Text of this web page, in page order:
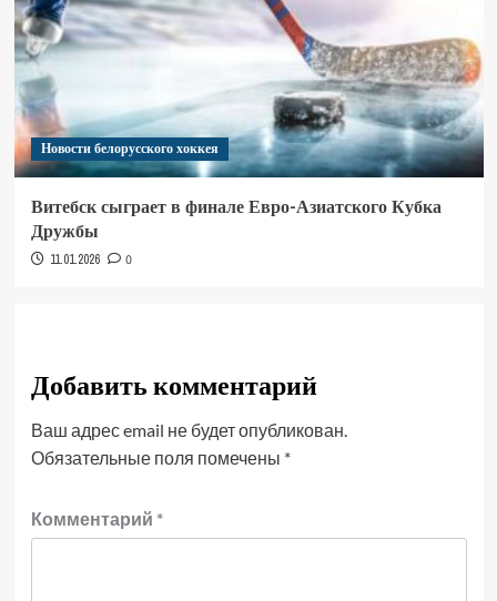
Новости белорусского хоккея
Витебск сыграет в финале Евро-Азиатского Кубка
Дружбы
11.01.2026 0
Добавить комментарий
Ваш адрес email не будет опубликован.
Обязательные поля помечены *
Комментарий *